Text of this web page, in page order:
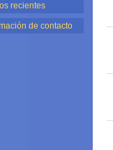
recientes
de contacto